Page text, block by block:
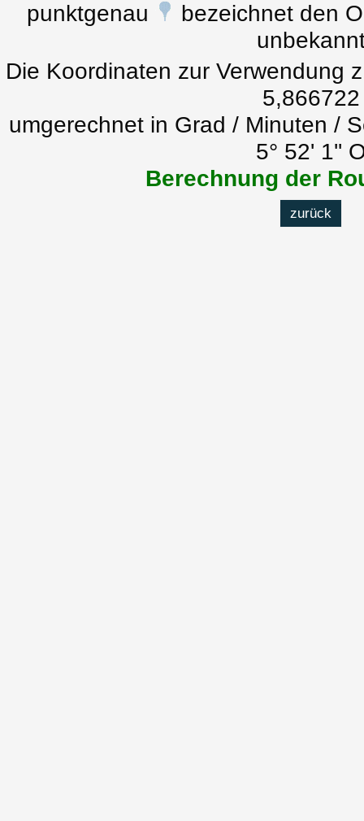
punktgenau
bezeichnet den
Die Koordinaten zur Verwendung
5,866722
umgerechnet in Grad / Minuten /
5° 52' 1''
Berechnung der